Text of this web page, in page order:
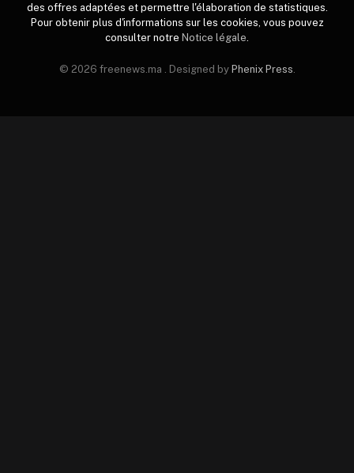
des offres adaptées et permettre l'élaboration de statistiques.
Pour obtenir plus d'informations sur les cookies, vous pouvez
consulter notre Notice légale
© 2026 freenews.ma . Designed by Phenix Press